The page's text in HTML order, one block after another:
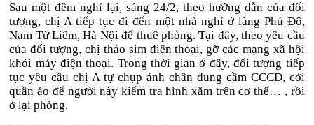
Sau một đêm nghỉ lại, sáng 24/2, theo hướng dẫn của đối
tượng, chị A tiếp tục đi đến một nhà nghỉ ở làng Phú Đô,
Nam Từ Liêm, Hà Nội để thuê phòng. Tại đây, theo yêu cầu
của đối tượng, chị tháo sim điện thoại, gỡ các mạng xã hội
khỏi máy điện thoại. Trong thời gian ở đây, đối tượng tiếp
tục yêu cầu chị A tự chụp ảnh chân dung cầm CCCD, cởi
quần áo để người này kiểm tra hình xăm trên cơ thể… , rồi
ở lại phòng.